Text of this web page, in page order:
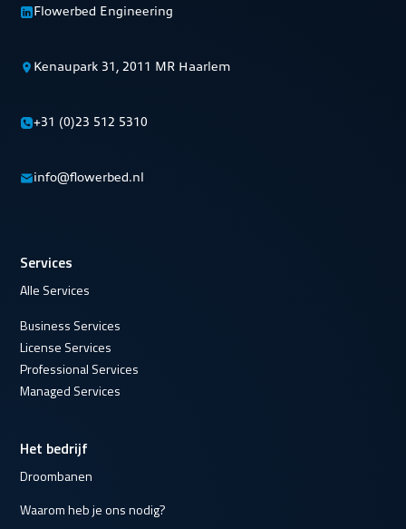
Flowerbed Engineering
Kenaupark 31, 2011 MR Haarlem
+31 (0)23 512 5310
info@flowerbed.nl
Services
Alle Services
Business Services
License Services
Professional Services
Managed Services
Het bedrijf
Droombanen
Waarom heb je ons nodig?